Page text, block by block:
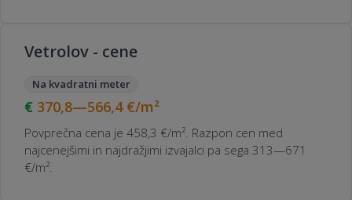
Vetrolov - cene
Na kvadratni meter
370,8—566,4 €/m²
Povprečna cena je 458,3 €/m². Razpon cen med
najcenejšimi in najdražjimi izvajalci pa sega 313—671
€/m².